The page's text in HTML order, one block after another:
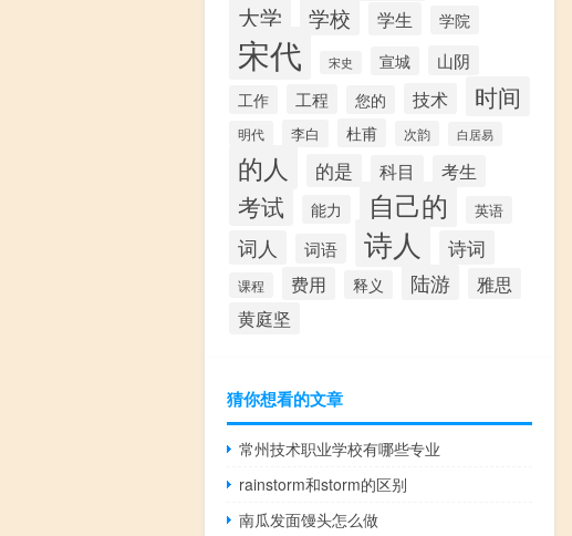
大学 学校 学生 学院
宋代 宋史 宣城 山阴
工作 工程 您的 技术 时间
明代 李白 杜甫 次韵 白居易
的人 的是 科目 考生
考试 能力 自己的 英语
词人 词语 诗人 诗词
课程 费用 释义 陆游 雅思
黄庭坚
猜你想看的文章
常州技术职业学校有哪些专业
rainstorm和storm的区别
南瓜发面馒头怎么做